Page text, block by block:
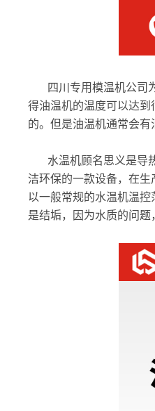
四川专用模温机公司
得油温机的温度可以达
的。但是油温机通常会有
水温机顾名思义是导
洁环保的一款设备，在
以一般常规的水温机温
是结垢，因为水质的问题